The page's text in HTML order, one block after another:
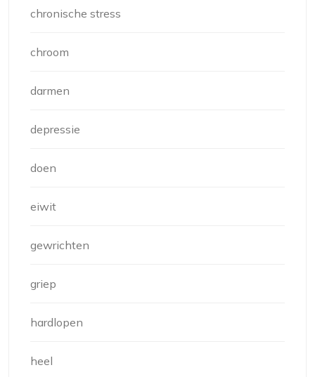
chronische stress
chroom
darmen
depressie
doen
eiwit
gewrichten
griep
hardlopen
heel